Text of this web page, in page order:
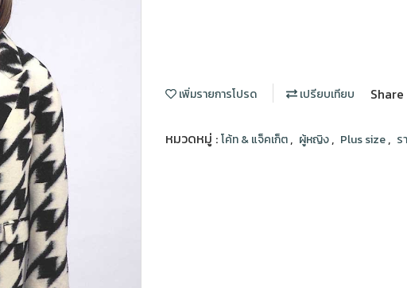
เพิ่มรายการโปรด เปรียบเทียบ Share
หมวดหมู่ :โค้ท & แจ็คเก็ต, ผู้หญิง, Plus size, ร